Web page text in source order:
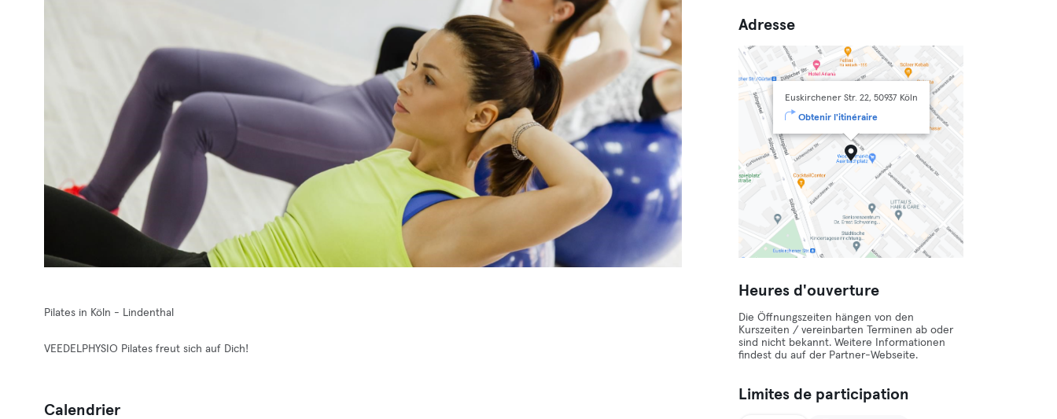
Pilates in Köln - Lindenthal
VEEDELPHYSIO Pilates freut sich auf Dich!
Calendrier
Adresse
Euskirchener Str. 22, 50937 Köln
Obtenir l'itinéraire
Heures d'ouverture
Die Öffnungszeiten hängen von den
Kurszeiten / vereinbarten Terminen ab oder
sind nicht bekannt. Weitere Informationen
findest du auf der Partner-Webseite.
Limites de participation